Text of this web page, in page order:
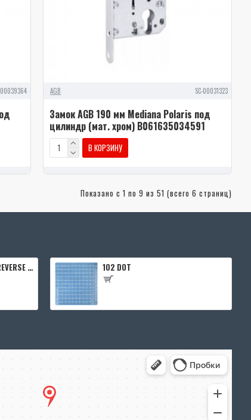
00039364 AGB SC-00031323
Замок AGB 190 мм Mediana Polaris под
цилиндр (мат. хром) В061635034591
В КОРЗИНУ
Показано с 1 по 9 из 51 (всего 6 страниц)
Дверной блок INVISIBLE REVERSE 0Z 2000*600 (190) L кромка 4 стор. Black Edition (2 петли) Eclipse 102 DOT